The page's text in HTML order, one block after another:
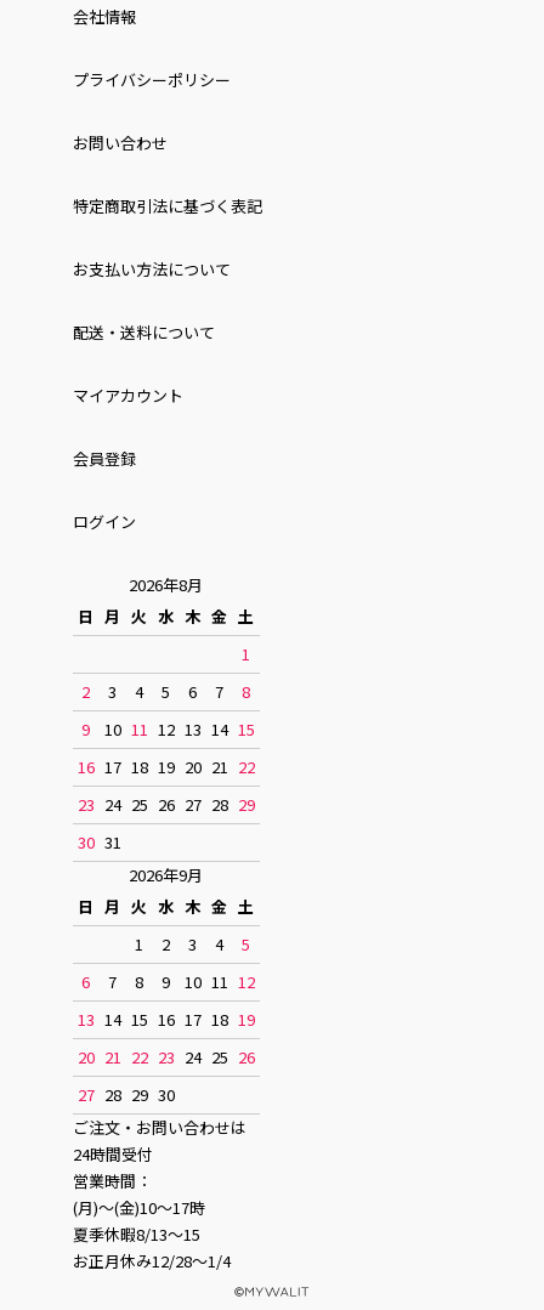
会社情報
プライバシーポリシー
お問い合わせ
特定商取引法に基づく表記
お⽀払い⽅法について
配送・送料について
マイアカウント
会員登録
ログイン
2026年8月
日 月 火 水 木 金 土
1
2
3 4 5 6 7
8
9
10 11 12 13 14 15
16 17 18 19 20 21 22
23 24 25 26 27 28 29
30 31
2026年9月
日 月 火 水 木 金 土
1
2 3 4
5
6
7 8 9 10 11 12
13 14 15 16 17 18 19
20 21 22 23 24 25 26
27 28 29 30
ご注文・お問い合わせは
24時間受付
営業時間：
(月)〜(金)10〜17時
夏季休暇8/13〜15
お正月休み12/28〜1/4